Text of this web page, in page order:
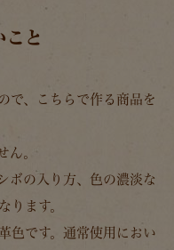
こと
で、こちらで作る商品を
ん。
ボの入り方、色の濃淡な
ります。
色です。通常使用におい